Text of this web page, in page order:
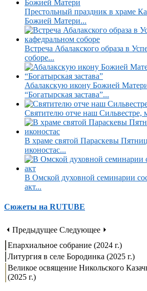
Престольный праздник в храме
Божией Матери...
Встреча Абалакского образа в
соборе...
Абалакскую икону Божией
“Богатырская застава”...
Святителю отче наш Сильвестре,
В храме святой Параскевы
иконостас...
В Омской духовной семинарии
акт...
Сюжеты на RUTUBE
⏴ Предыдущее Следующее ⏵
Епархиальное собрание (2024 г.)
Литургия в селе Бородинка (2025 г.)
Великое освящение Никольского
(2025 г.)